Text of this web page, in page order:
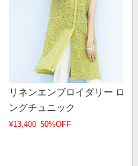
リネンエンブロイダリー ロ
ングチュニック
¥13,400 50%OFF